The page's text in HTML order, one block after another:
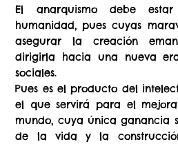
El anarquismo debe
humanidad, pues cuyas
asegurar la creación
dirigirla hacia una nueva
sociales.
Pues es el producto del
el que servirá para el
mundo, cuya única ganancia
de la vida y la